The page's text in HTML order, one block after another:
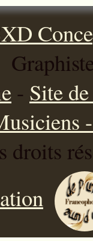
- Site
droits